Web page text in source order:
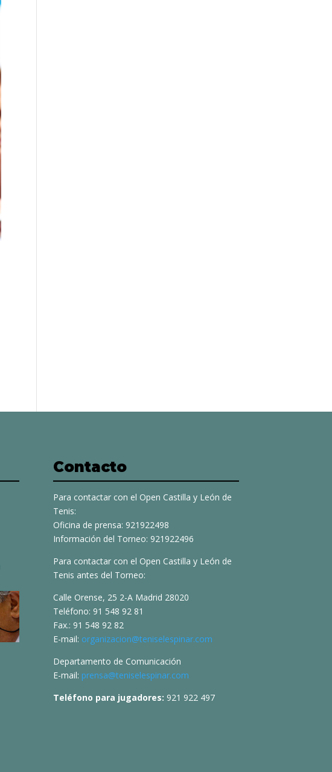
Contacto
Para contactar con el Open Castilla y León de
Tenis:
Oficina de prensa: 921922498
Información del Torneo: 921922496
Para contactar con el Open Castilla y León de
Tenis antes del Torneo:
Calle Orense, 25 2-A Madrid 28020
Teléfono: 91 548 92 81
Fax.: 91 548 92 82
E-mail: organizacion@teniselespinar.com
Departamento de Comunicación
E-mail: prensa@teniselespinar.com
Teléfono para jugadores: 921 922 497